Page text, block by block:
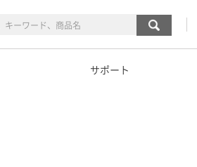
マイページ
カート
サポート